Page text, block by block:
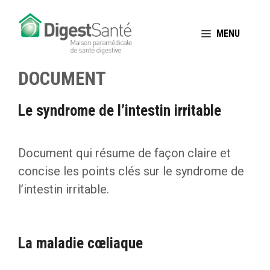
MENU
DOCUMENT
Le syndrome de l’intestin irritable
Document qui résume de façon claire et
concise les points clés sur le syndrome de
l’intestin irritable.
La maladie cœliaque